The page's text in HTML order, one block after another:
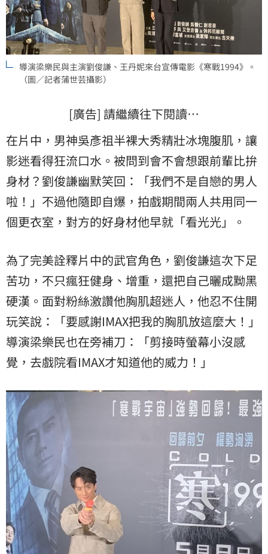
導演梁樂民與主演劉俊謙、王丹妮來台宣傳電影《寒戰1994》。
（圖／記者蒲世芸攝影）
[廣告] 請繼續往下閱讀…
在片中，男神吳彥祖半裸大秀精壯冰塊腹肌，讓
影迷看得狂流口水。被問到會不會想跟前輩比拚
身材？劉俊謙幽默笑回：「我們不是自戀的男人
啦！」不過他隨即自爆，拍戲期間兩人共用同一
個更衣室，對方的好身材他早就「看光光」。
為了完美詮釋片中的武官角色，劉俊謙這次下足
苦功，不只瘋狂健身、增重，還把自己曬成黝黑
硬漢。面對粉絲激讚他胸肌超迷人，他忍不住開
玩笑說：「要感謝IMAX把我的胸肌放這麼大！」
導演梁樂民也在旁補刀：「剪接時螢幕小沒感
覺，去戲院看IMAX才知道他的威力！」